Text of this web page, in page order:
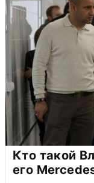
Кто такой
его